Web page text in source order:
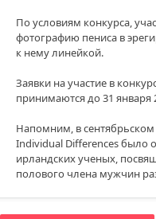
По условиям конкурса,
фотографию пениса в
к нему линейкой.
Заявки на участие в
принимаются до 31 января
Напомним, в
Individual Differences было
ирландских ученых,
полового члена мужчин